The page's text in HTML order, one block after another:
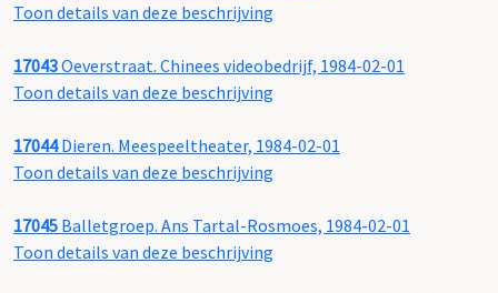
Toon details van deze beschrijving
17043Oeverstraat. Chinees videobedrijf, 1984-02-01
Toon details van deze beschrijving
17044Dieren. Meespeeltheater, 1984-02-01
Toon details van deze beschrijving
17045 Balletgroep. Ans Tartal-Rosmoes, 1984-02-01
Toon details van deze beschrijving